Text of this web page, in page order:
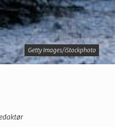
Getty Images/iStockphoto
Getty Images/iStockphoto